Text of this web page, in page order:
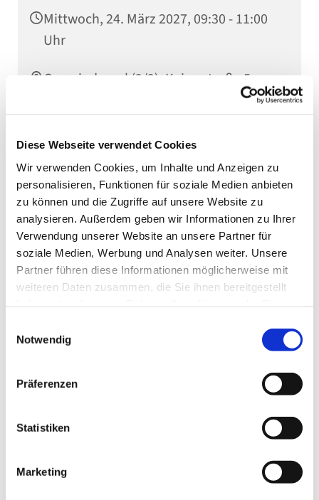
Diese Webseite verwendet Cookies
Wir verwenden Cookies, um Inhalte und Anzeigen zu
personalisieren, Funktionen für soziale Medien anbieten
zu können und die Zugriffe auf unsere Website zu
analysieren. Außerdem geben wir Informationen zu Ihrer
Verwendung unserer Website an unsere Partner für
soziale Medien, Werbung und Analysen weiter. Unsere
Partner führen diese Informationen möglicherweise mit
weiteren Daten zusammen, die Sie ihnen bereitgestellt
Notwendig
Präferenzen
Statistiken
Marketing
Mittwoch, 24. März 2027, 09:30 - 11:00
Uhr
Gemeindesaal (2/2), Kaiserstraße 5,
Weitere Infos erhalten Sie bei unserer
Familienreferentin Tabea Lunghamer